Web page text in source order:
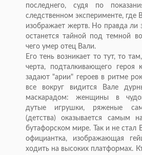
последнего, судя по
следственном эксперименте, где
изображает жертв. Но правда ли
останется тайной под темной
чего умер отец Вали.
Его тень возникает то тут, то
черта, подталкивающего
задают "арии" героев в ритме
все вокруг видится Вале
маскарадом: женщины в
дутые игрушки, ряженые
(детства) оказывается самым
бутафорском мире. Так и не стал
официантка, изображающая
ходить на высоких платформах.